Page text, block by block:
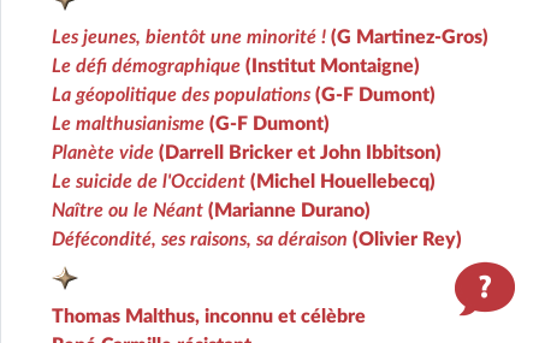
Les jeunes, bientôt une minorité ! (G Martinez-Gros)
Le défi démographique (Institut Montaigne)
La géopolitique des populations (G-F Dumont)
Le malthusianisme (G-F Dumont)
Planète vide (Darrell Bricker et John Ibbitson)
Le suicide de l'Occident (Michel Houellebecq)
Naître ou le Néant (Marianne Durano)
Défécondité, ses raisons, sa déraison (Olivier Rey)
Thomas Malthus, inconnu et célèbre